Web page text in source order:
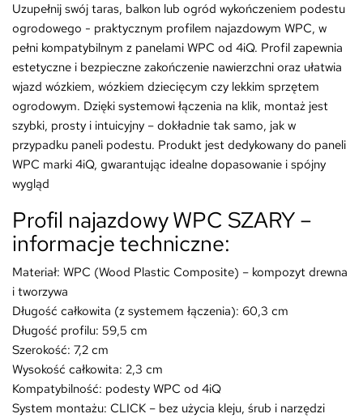
Uzupełnij swój taras, balkon lub ogród wykończeniem podestu
ogrodowego - praktycznym profilem najazdowym WPC, w
pełni kompatybilnym z panelami WPC od 4iQ. Profil zapewnia
estetyczne i bezpieczne zakończenie nawierzchni oraz ułatwia
wjazd wózkiem, wózkiem dziecięcym czy lekkim sprzętem
ogrodowym. Dzięki systemowi łączenia na klik, montaż jest
szybki, prosty i intuicyjny – dokładnie tak samo, jak w
przypadku paneli podestu. Produkt jest dedykowany do paneli
WPC marki 4iQ, gwarantując idealne dopasowanie i spójny
wygląd
Profil najazdowy WPC SZARY –
informacje techniczne:
Materiał: WPC (Wood Plastic Composite) – kompozyt drewna
i tworzywa
Długość całkowita (z systemem łączenia): 60,3 cm
Długość profilu: 59,5 cm
Szerokość: 7,2 cm
Wysokość całkowita: 2,3 cm
Kompatybilność: podesty WPC od 4iQ
System montażu: CLICK – bez użycia kleju, śrub i narzędzi